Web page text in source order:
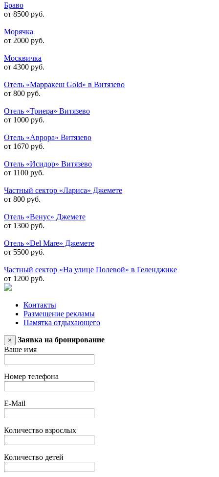
Браво
от 8500 руб.
Морячка
от 2000 руб.
Москвичка
от 4300 руб.
Отель «Марракеш Gold» в Витязево
от 800 руб.
Отель «Триера» Витязево
от 1000 руб.
Отель «Аврора» Витязево
от 1670 руб.
Отель «Исидор» Витязево
от 1100 руб.
Частный сектор «Лариса» Джемете
от 800 руб.
Отель «Венус» Джемете
от 1300 руб.
Отель «Del Mare» Джемете
от 5500 руб.
Частный сектор «На улице Полевой» в Геленджике
от 1200 руб.
Контакты
Размещение рекламы
Памятка отдыхающего
×
Заявка на бронирование
Ваше имя
Номер телефона
E-Mail
Количество взрослых
Количество детей